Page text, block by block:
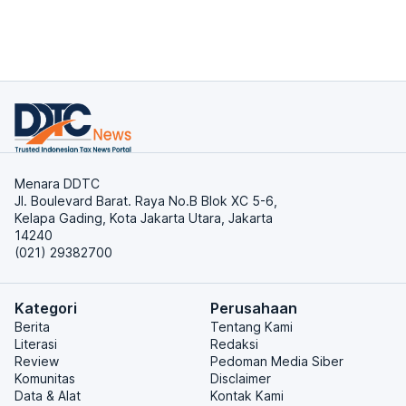
Menara DDTC
Jl. Boulevard Barat. Raya No.B Blok XC 5-6,
Kelapa Gading, Kota Jakarta Utara, Jakarta
14240
(021) 29382700
Kategori
Berita
Literasi
Review
Komunitas
Data & Alat
Perusahaan
Tentang Kami
Redaksi
Pedoman Media Siber
Disclaimer
Kontak Kami